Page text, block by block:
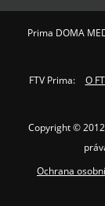
Prima DOMA
FTV Prima: O
Copyright © 2012
Ochrana